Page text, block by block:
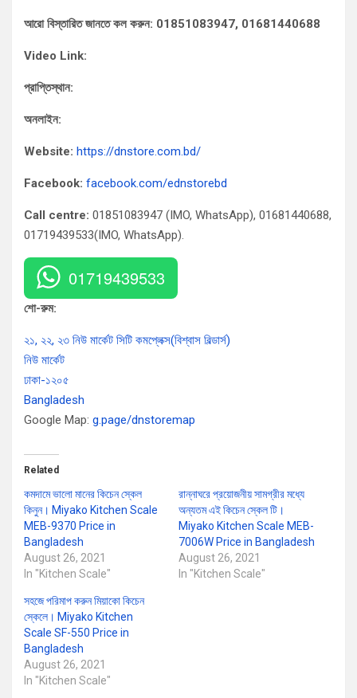
আরো বিস্তারিত জানতে কল করুন: 01851083947, 01681440688
Video Link:
প্রাপ্তিস্থান:
অনলাইন:
Website: https://dnstore.com.bd/
Facebook: facebook.com/ednstorebd
Call centre: 01851083947 (IMO, WhatsApp), 01681440688,
01719439533(IMO, WhatsApp).
01719439533
শো-রুম:
২১, ২২, ২৩ নিউ মার্কেট সিটি কমপ্লেক্স(বিশ্বাস বিল্ডার্স)
নিউ মার্কেট
ঢাকা-১২০৫
Bangladesh
Google Map: g.page/dnstoremap
Related
কমদামে ভালো মানের কিচেন স্কেল
কিনুন। Miyako Kitchen Scale
MEB-9370 Price in
Bangladesh
August 26, 2021
In "Kitchen Scale"
রান্নাঘরে প্রয়োজনীয় সামগ্রীর মধ্যে
অন্যতম এই কিচেন স্কেল টি।
Miyako Kitchen Scale MEB-
7006W Price in Bangladesh
August 26, 2021
In "Kitchen Scale"
সহজে পরিমাপ করুন মিয়াকো কিচেন
স্কেলে। Miyako Kitchen
Scale SF-550 Price in
Bangladesh
August 26, 2021
In "Kitchen Scale"